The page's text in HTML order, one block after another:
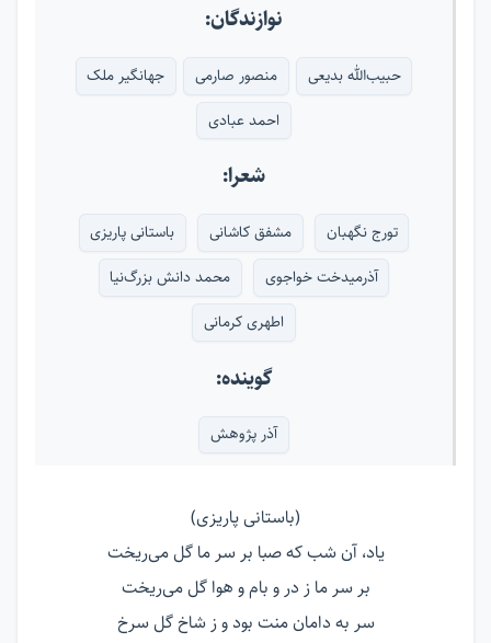
نوازندگان:
حبیب‌الله بدیعی منصور صارمی
جهانگیر ملک
احمد عبادی
شعرا:
تورج نگهبان مشفق کاشانی
باستانی پاریزی
آذرمیدخت خواجوی
محمد دانش بزرگ‌نیا
اطهری کرمانی
گوینده:
آذر پژوهش
(باستانی پاریزی)
یاد، آن شب که صبا بر سر ما گل می‌ریخت
بر سر ما ز در و بام و هوا گل می‌ریخت
سر به دامان منت بود و ز شاخ گل سرخ